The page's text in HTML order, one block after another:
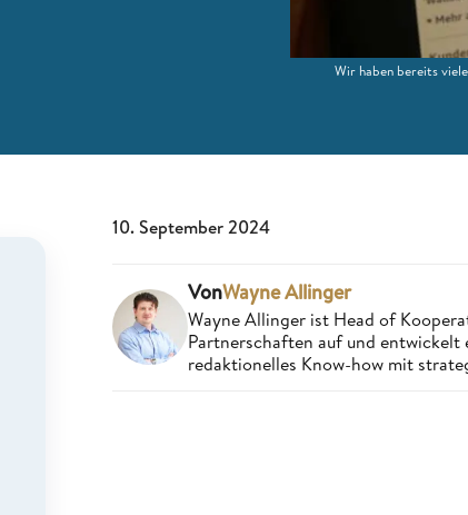
Wir haben bereits
10. September 2024
VonWayne Allinger
Wayne Allinger ist Head of
Partnerschaften auf und
redaktionelles Know-how mit